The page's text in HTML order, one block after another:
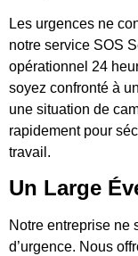
Les urgences ne
notre service SOS
opérationnel 24
soyez confronté à
une situation de
rapidement pour
travail.
Un Large
Notre entreprise ne
d’urgence. Nous